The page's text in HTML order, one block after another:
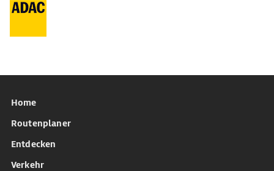
Home
Routenplaner
Entdecken
Verkehr